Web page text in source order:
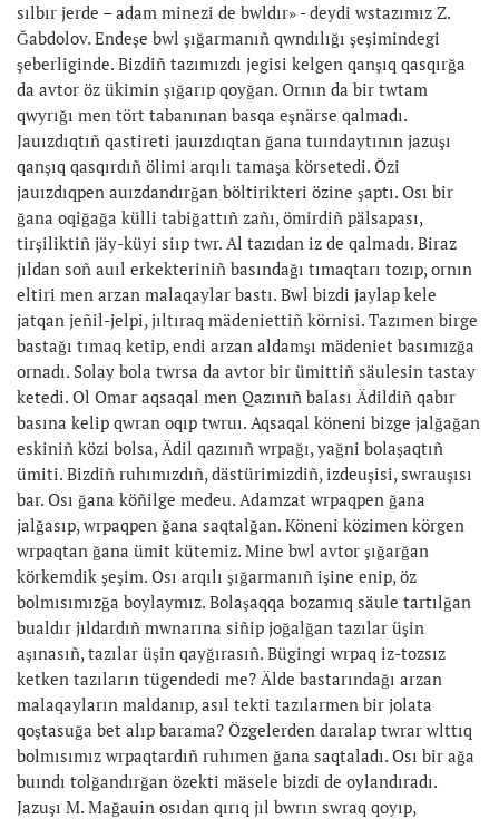
sılbır jerde – adam minezi de bwldır» - deydi wstazımız Z.
Ğabdolov. Endeşe bwl şığarmanıñ qwndılığı şeşimindegi
şeberliginde. Bizdiñ tazımızdı jegisi kelgen qanşıq qasqırğa
da avtor öz ükimin şığarıp qoyğan. Ornın da bir twtam
qwyrığı men tört tabanınan basqa eşnärse qalmadı.
Jauızdıqtıñ qastireti jauızdıqtan ğana tuındaytının jazuşı
qanşıq qasqırdıñ ölimi arqılı tamaşa körsetedi. Özi
jauızdıqpen auızdandırğan böltirikteri özine şaptı. Osı bir
ğana oqiğağa külli tabiğattıñ zañı, ömirdiñ pälsapası,
tirşiliktiñ jäy-küyi siıp twr. Al tazıdan iz de qalmadı. Biraz
jıldan soñ auıl erkekteriniñ basındağı tımaqtarı tozıp, ornın
eltiri men arzan malaqaylar bastı. Bwl bizdi jaylap kele
jatqan jeñil-jelpi, jıltıraq mädeniettiñ körnisi. Tazımen birge
bastağı tımaq ketip, endi arzan aldamşı mädeniet basımızğa
ornadı. Solay bola twrsa da avtor bir ümittiñ säulesin tastay
ketedi. Ol Omar aqsaqal men Qazınıñ balası Ädildiñ qabır
basına kelip qwran oqıp twruı. Aqsaqal köneni bizge jalğağan
eskiniñ közi bolsa, Ädil qazınıñ wrpağı, yağni bolaşaqtıñ
ümiti. Bizdiñ ruhımızdıñ, dästürimizdiñ, izdeuşisi, swrauşısı
bar. Osı ğana köñilge medeu. Adamzat wrpaqpen ğana
jalğasıp, wrpaqpen ğana saqtalğan. Köneni közimen körgen
wrpaqtan ğana ümit kütemiz. Mine bwl avtor şığarğan
körkemdik şeşim. Osı arqılı şığarmanıñ işine enip, öz
bolmısımızğa boylaymız. Bolaşaqqa bozamıq säule tartılğan
bualdır jıldardıñ mwnarına siñip joğalğan tazılar üşin
aşınasıñ, tazılar üşin qayğırasıñ. Bügingi wrpaq iz-tozsız
ketken tazıların tügendedi me? Älde bastarındağı arzan
malaqayların maldanıp, asıl tekti tazılarmen bir jolata
qoştasuğa bet alıp barama? Özgelerden daralap twrar wlttıq
bolmısımız wrpaqtardıñ ruhımen ğana saqtaladı. Osı bir ağa
buındı tolğandırğan özekti mäsele bizdi de oylandıradı.
Jazuşı M. Mağauin osıdan qırıq jıl bwrın swraq qoyıp,